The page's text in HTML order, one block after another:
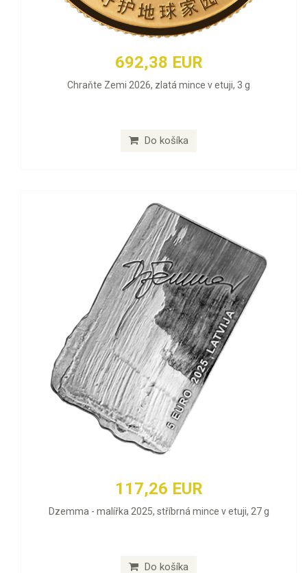
692,38 EUR
Chraňte Zemi 2026, zlatá mince v etuji, 3 g
Do košíka
117,26 EUR
Dzemma - malířka 2025, stříbrná mince v etuji, 27 g
Do košíka